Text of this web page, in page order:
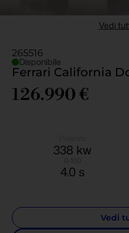
Vedi
265516
Disponibile
Ferrari California
126.990 €
338 kw
4.0 s
Vedi